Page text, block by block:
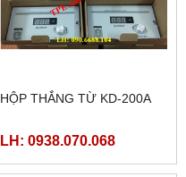
HỘP THẮNG TỪ KD-200A
LH: 0938.070.068